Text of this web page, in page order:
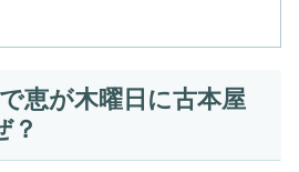
恵が木曜日に古本屋
？